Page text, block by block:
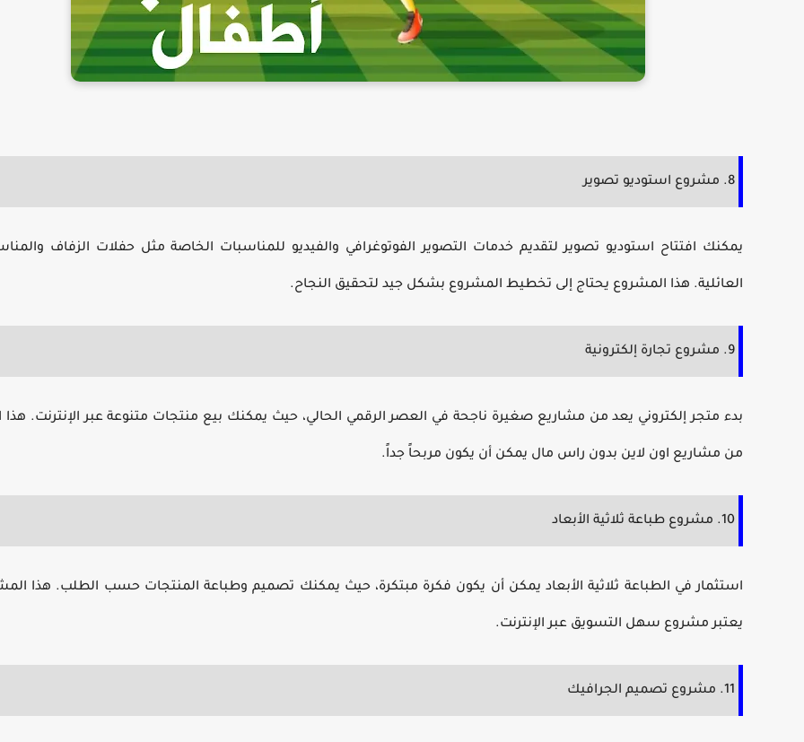
8. مشروع استوديو تصوير
يمكنك افتتاح استوديو تصوير لتقديم خدمات التصوير الفوتوغرافي والفيديو للمناسبات الخاصة مثل حفلات الزفاف
العائلية. هذا المشروع يحتاج إلى تخطيط المشروع بشكل جيد لتحقيق النجاح.
9. مشروع تجارة إلكترونية
بدء متجر إلكتروني يعد من مشاريع صغيرة ناجحةفي العصر الرقمي الحالي، حيث يمكنك بيع منتجات متنوعة عبر الإنترنت. هذا
من مشاريع اون لاين بدون راس مال يمكن أن يكون مربحاً جداً.
10. مشروع طباعة ثلاثية الأبعاد
استثمار في الطباعة ثلاثية الأبعاد يمكن أن يكون فكرة مبتكرة، حيث يمكنك تصميم وطباعة المنتجات حسب الطلب. هذا
يعتبرمشروع سهل التسويق عبر الإنترنت.
11. مشروع تصميم الجرافيك